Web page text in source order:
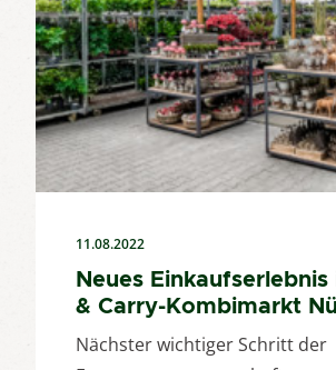
11.08.2022
Neues Einkaufserlebnis
& Carry-Kombimarkt
Nächster wichtiger Schritt der